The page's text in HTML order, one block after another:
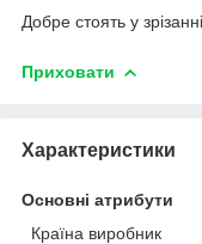
Добре стоять у зрізанні.
Приховати
Характеристики
Основні атрибути
Країна виробник